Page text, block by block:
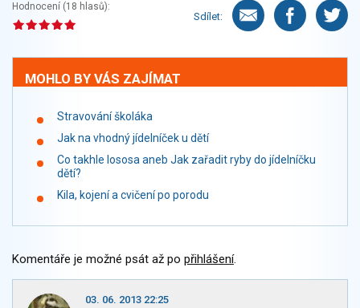
Hodnocení (18 hlasů):
Sdílet:
MOHLO BY VÁS ZAJÍMAT
Stravování školáka
Jak na vhodný jídelníček u dětí
Co takhle lososa aneb Jak zařadit ryby do jídelníčku
dětí?
Kila, kojení a cvičení po porodu
Komentáře je možné psát až po přihlášení.
03. 06. 2013 22:25